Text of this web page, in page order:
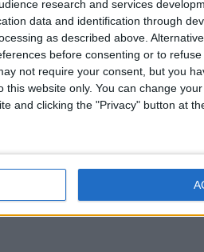
research and services
data and identification through
as described above.
before consenting or to refuse
not require your consent, but you
this website only. You can change
and clicking the "Privacy" button at